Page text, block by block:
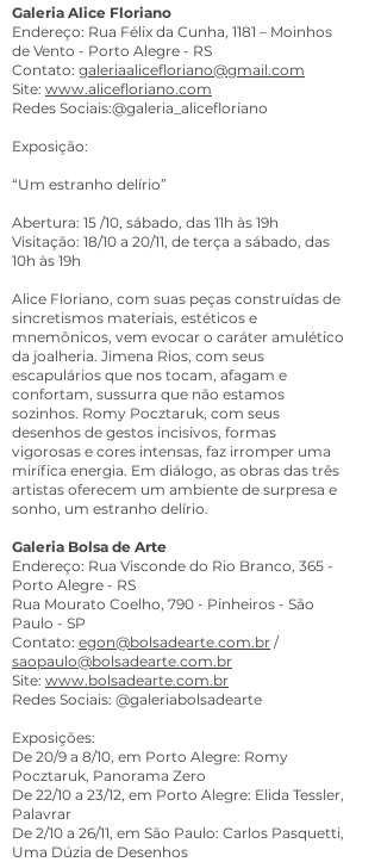
Galeria Alice Floriano
Endereço: Rua Félix da Cunha, 1181 – Moinhos
de Vento - Porto Alegre - RS
Contato: galeriaalicefloriano@gmail.com
Site: www.alicefloriano.com
Redes Sociais:@galeria_alicefloriano
Exposição:
“Um estranho delírio”
Abertura: 15 /10, sábado, das 11h às 19h
Visitação: 18/10 a 20/11, de terça a sábado, das
10h às 19h
Alice Floriano, com suas peças construídas de
sincretismos materiais, estéticos e
mnemônicos, vem evocar o caráter amulético
da joalheria. Jimena Rios, com seus
escapulários que nos tocam, afagam e
confortam, sussurra que não estamos
sozinhos. Romy Pocztaruk, com seus
desenhos de gestos incisivos, formas
vigorosas e cores intensas, faz irromper uma
mirífica energia. Em diálogo, as obras das três
artistas oferecem um ambiente de surpresa e
sonho, um estranho delírio.
Galeria Bolsa de Arte
Endereço: Rua Visconde do Rio Branco, 365 -
Porto Alegre - RS
Rua Mourato Coelho, 790 - Pinheiros - São
Paulo - SP
Contato: egon@bolsadearte.com.br /
saopaulo@bolsadearte.com.br
Site: www.bolsadearte.com.br
Redes Sociais: @galeriabolsadearte
Exposições:
De 20/9 a 8/10, em Porto Alegre: Romy
Pocztaruk, Panorama Zero
De 22/10 a 23/12, em Porto Alegre: Elida Tessler,
Palavrar
De 2/10 a 26/11, em São Paulo: Carlos Pasquetti,
Uma Dúzia de Desenhos